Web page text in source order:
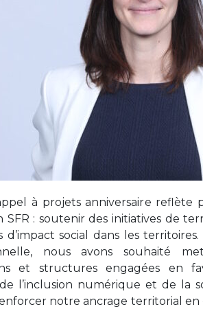
à projets anniversaire reflète
SFR : soutenir des initiatives de
d’impact social dans les
nous avons souhaité
et structures engagées en
l’inclusion numérique et de la
notre ancrage territorial